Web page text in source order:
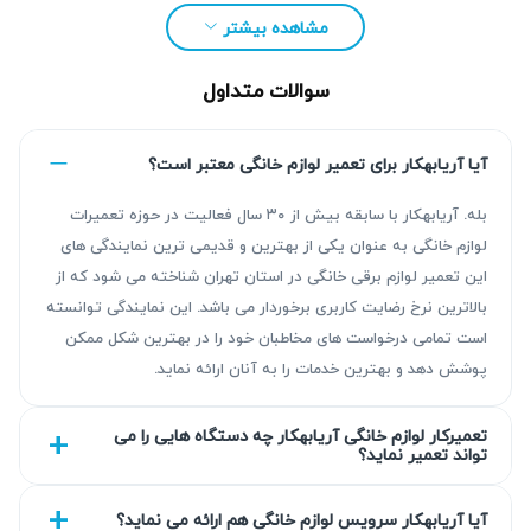
ما تماس بگیرید یا فرم آنلاین را تکمیل نمایید.
اهمیت تعمیر ماشین ظرفشویی توربو به موقع بر هیچ‌کس پوشیده
خرابی‌های بزرگ‌تر تبدیل شده و هزینه‌های تعمیرات افزایش یابد.
مشاهده بیشتر
سوالات متداول
آیا آریابهکار برای تعمیر لوازم خانگی معتبر است؟
بله. آریابهکار با سابقه بیش از ۳۰ سال فعالیت در حوزه تعمیرات
لوازم خانگی به عنوان یکی از بهترین و قدیمی ترین نمایندگی های
این تعمیر لوازم برقی خانگی در استان تهران شناخته می شود که از
بالاترین نرخ رضایت کاربری برخوردار می باشد. این نمایندگی توانسته
است تمامی درخواست های مخاطبان خود را در بهترین شکل ممکن
پوشش دهد و بهترین خدمات را به آنان ارائه نماید.
تعمیرکار لوازم خانگی آریابهکار چه دستگاه هایی را می
تواند تعمیر نماید؟
آیا آریابهکار سرویس لوازم خانگی هم ارائه می نماید؟